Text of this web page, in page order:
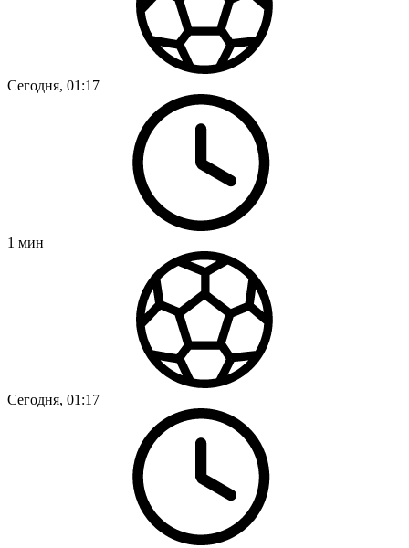
Сегодня, 01:17
1 мин
Сегодня, 01:17